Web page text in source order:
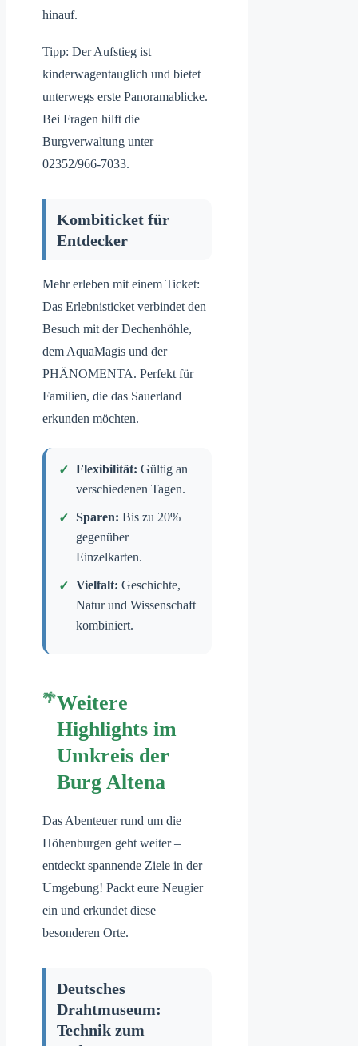
hinauf.
Tipp: Der Aufstieg ist
kinderwagentauglich und bietet
unterwegs erste Panoramablicke.
Bei Fragen hilft die
Burgverwaltung unter
02352/966-7033.
Kombiticket für
Entdecker
Mehr erleben mit einem Ticket:
Das Erlebnisticket verbindet den
Besuch mit der Dechenhöhle,
dem AquaMagis und der
PHÄNOMENTA. Perfekt für
Familien, die das Sauerland
erkunden möchten.
Flexibilität: Gültig an
verschiedenen Tagen.
Sparen: Bis zu 20%
gegenüber
Einzelkarten.
Vielfalt: Geschichte,
Natur und Wissenschaft
kombiniert.
Weitere
Highlights im
Umkreis der
Burg Altena
Das Abenteuer rund um die
Höhenburgen geht weiter –
entdeckt spannende Ziele in der
Umgebung! Packt eure Neugier
ein und erkundet diese
besonderen Orte.
Deutsches
Drahtmuseum:
Technik zum